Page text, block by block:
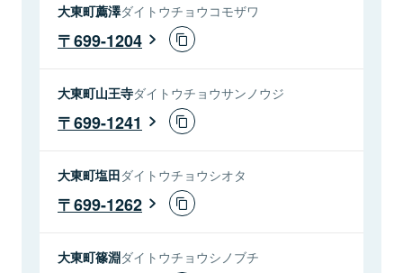
大東町薦澤ダイトウチョウコモザワ
699-1204
大東町山王寺ダイトウチョウサンノウジ
699-1241
大東町塩田ダイトウチョウシオタ
699-1262
大東町篠淵ダイトウチョウシノブチ